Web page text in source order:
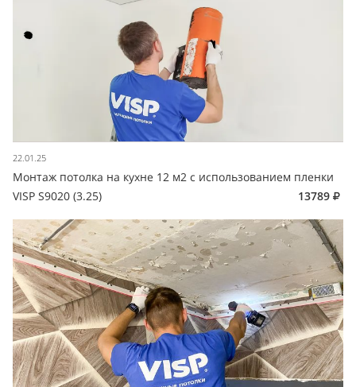
22.01.25
Монтаж потолка на кухне 12 м2 с использованием пленки
VISP S9020 (3.25)
13789